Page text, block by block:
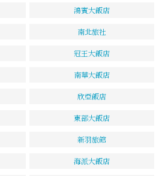
鴻賓大飯店
南北旅社
冠王大飯店
南華大飯店
欣亞飯店
東部大飯店
新羽旅館
海派大飯店